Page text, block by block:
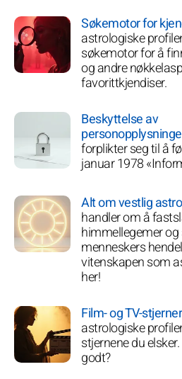
Søkemotor for
astrologiske
søkemotor for å
og andre
favorittkjendiser.
Beskyttelse av
forplikter seg til å
januar 1978
Alt om vestlig
handler om å
himmellegemer
menneskers
vitenskapen som
her!
Film- og TV-stjerner
astrologiske
stjernene du
godt?